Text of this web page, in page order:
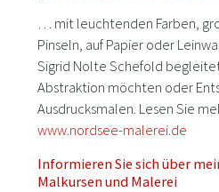
… mit leuchtenden Farben,
Pinseln, auf Papier oder
Sigrid Nolte Schefold
Abstraktion möchten oder
Ausdrucksmalen. Lesen Sie
www.nordsee-malerei.de
Informieren Sie sich über
Malkursen und Malerei